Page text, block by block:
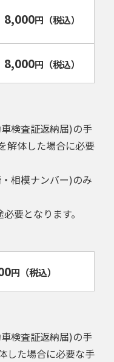
8,000円 （税込）
8,000円 （税込）
検査証返納届)の手
解体した場合に必要
相模ナンバー)のみ
要となります。
円 （税込）
検査証返納届)の手
した場合に必要な手